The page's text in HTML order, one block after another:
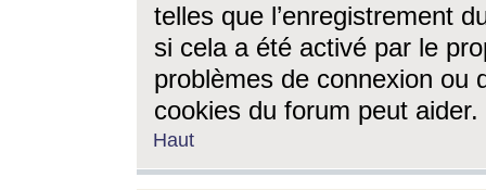
telles que l’enregistrement
si cela a été activé par le
problèmes de connexion ou
cookies du forum peut aider.
Haut